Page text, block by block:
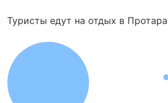
Туристы едут на отдых в